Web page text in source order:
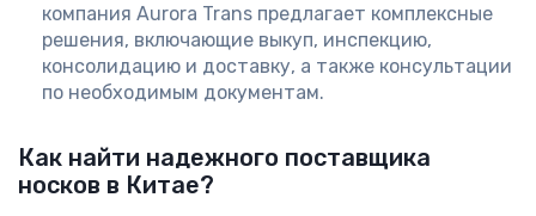
компания Aurora Trans предлагает комплексные
решения, включающие выкуп, инспекцию,
консолидацию и доставку, а также консультации
по необходимым документам.
Как найти надежного поставщика
носков в Китае?